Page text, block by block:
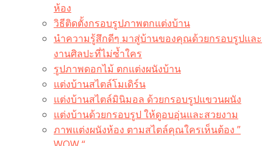
ห้อง
วิธีติดตั้งกรอบรูปภาพตกแต่งบ้าน
นำความรู้สึกดีๆ มาสู่บ้านของคุณด้วยกรอบรูปและ
งานศิลปะที่ไม่ซ้ำใคร
รูปภาพดอกไม้ ตกแต่งผนังบ้าน
แต่งบ้านสไตล์โมเดิร์น
แต่งบ้านสไตล์มินิมอล ด้วยกรอบรูปแขวนผนัง
แต่งบ้านด้วยกรอบรูป ให้ดูอบอุ่นและสวยงาม
ภาพแต่งผนังห้อง ตามสไตล์คุณใครเห็นต้อง ”